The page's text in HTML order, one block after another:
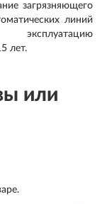
загрязняющего
линий
эксплуатацию
лет.
или